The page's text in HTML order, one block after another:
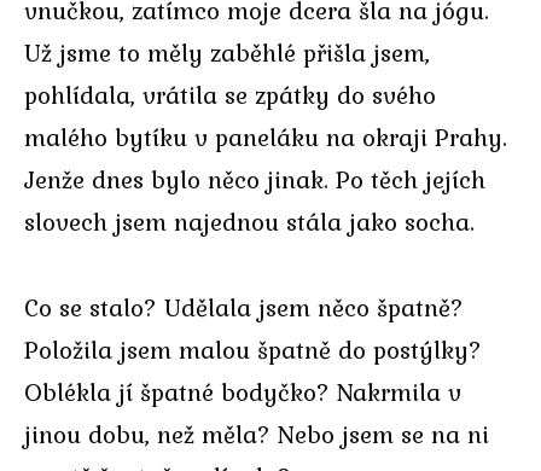
vnučkou, zatímco moje dcera šla na jógu.
Už jsme to měly zaběhlé přišla jsem,
pohlídala, vrátila se zpátky do svého
malého bytíku v paneláku na okraji Prahy.
Jenže dnes bylo něco jinak. Po těch jejích
slovech jsem najednou stála jako socha.
Co se stalo? Udělala jsem něco špatně?
Položila jsem malou špatně do postýlky?
Oblékla jí špatné bodyčko? Nakrmila v
jinou dobu, než měla? Nebo jsem se na ni